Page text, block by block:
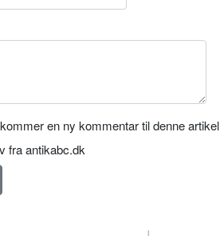
en ny kommentar til denne artikel
fra antikabc.dk